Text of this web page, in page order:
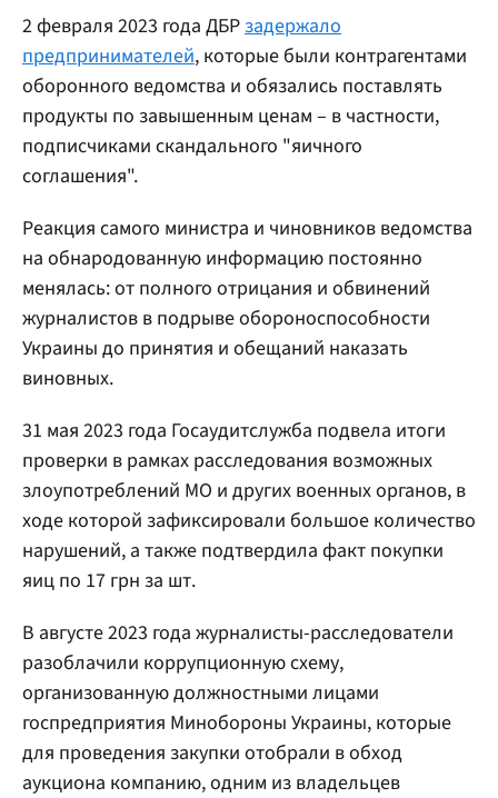
2 февраля 2023 года ДБРзадержало
предпринимателей, которые были контрагентами
оборонного ведомства и обязались поставлять
продукты по завышенным ценам – в частности,
подписчиками скандального "яичного
соглашения".
Реакция самого министра и чиновников ведомства
на обнародованную информацию постоянно
менялась: от полного отрицания и обвинений
журналистов в подрыве обороноспособности
Украины до принятия и обещаний наказать
виновных.
31 мая 2023 года Госаудитслужба подвела итоги
проверки в рамках расследования возможных
злоупотреблений МО и других военных органов, в
ходе которой зафиксировали большое количество
нарушений, а также подтвердила факт покупки
яиц по 17 грн за шт.
В августе 2023 года журналисты-расследователи
разоблачили коррупционную схему,
организованную должностными лицами
госпредприятия Минобороны Украины, которые
для проведения закупки отобрали в обход
аукциона компанию, одним из владельцев